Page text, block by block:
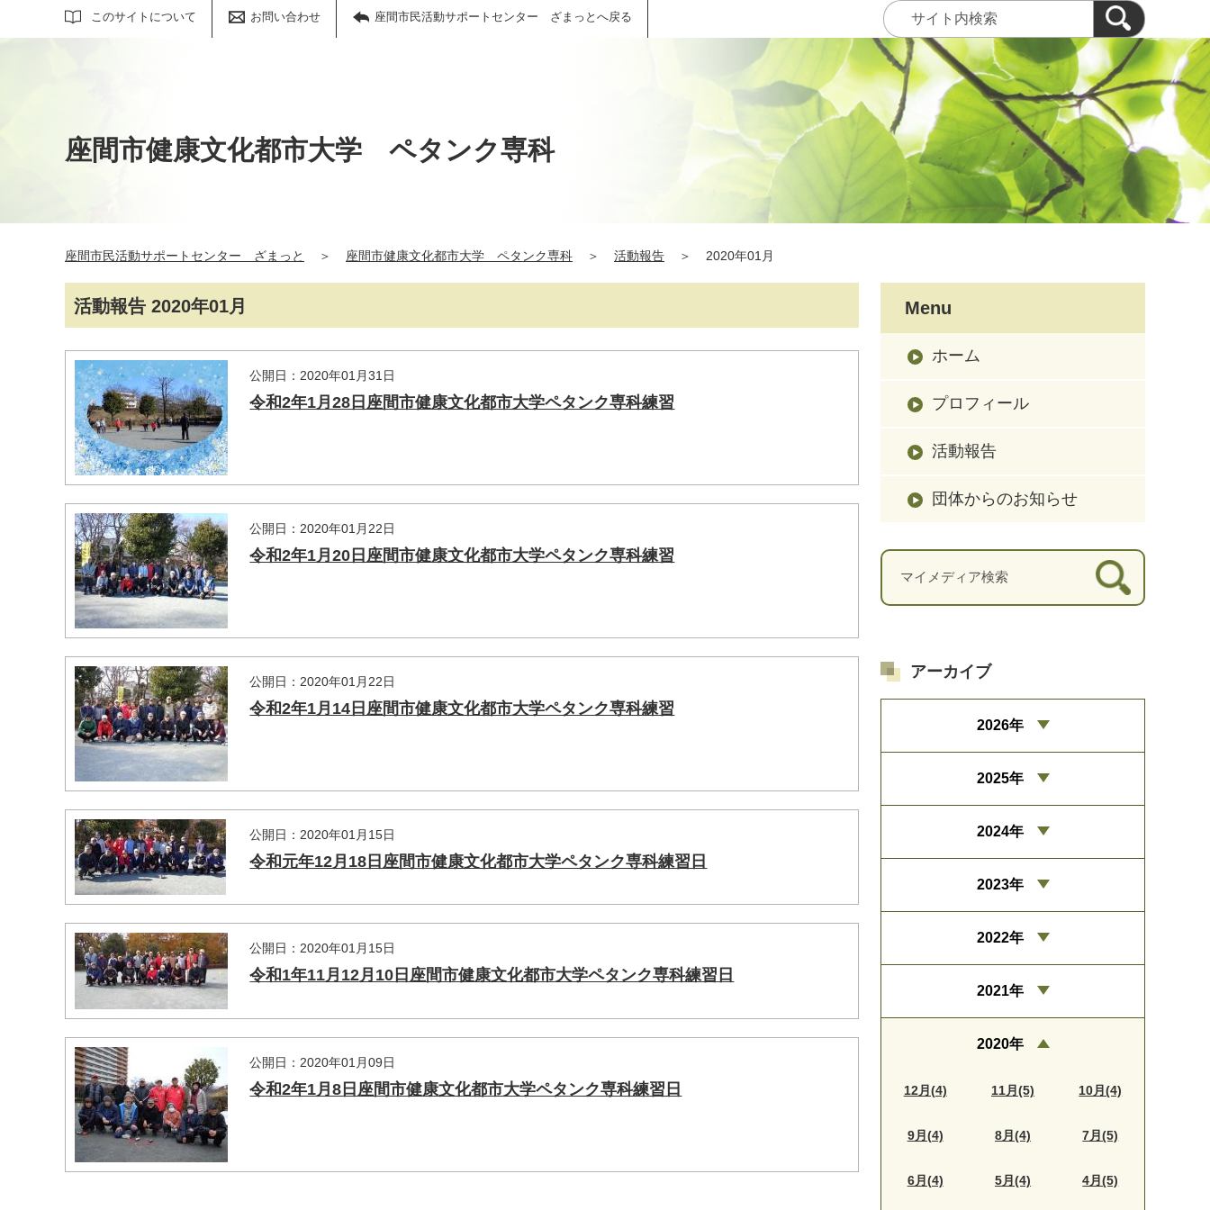
このサイトについて お問い合わせ 座間市民活動サポートセンター ざまっとへ戻る
サイト内検索
座間市健康文化都市大学 ペタンク専科
座間市民活動サポートセンター ざまっと ＞ 座間市健康文化都市大学 ペタンク専科 ＞ 活動報告 ＞ 2020年01月
活動報告 2020年01月
公開日：2020年01月31日
令和2年1月28日座間市健康文化都市大学ペタンク専科練習
公開日：2020年01月22日
令和2年1月20日座間市健康文化都市大学ペタンク専科練習
公開日：2020年01月22日
令和2年1月14日座間市健康文化都市大学ペタンク専科練習
公開日：2020年01月15日
令和元年12月18日座間市健康文化都市大学ペタンク専科練習日
公開日：2020年01月15日
令和1年11月12月10日座間市健康文化都市大学ペタンク専科練習日
公開日：2020年01月09日
令和2年1月8日座間市健康文化都市大学ペタンク専科練習日
Menu
ホーム
プロフィール
活動報告
団体からのお知らせ
マイメディア検索
アーカイブ
2026年
2025年
2024年
2023年
2022年
2021年
2020年
12月(4) 11月(5) 10月(4)
9月(4) 8月(4) 7月(5)
6月(4) 5月(4) 4月(5)